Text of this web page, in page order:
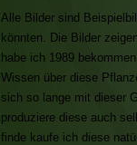
Alle Bilder sind
könnten. Die Bilder
habe ich 1989
Wissen über diese
sich so lange mit dieser
produziere diese auch
finde kaufe ich diese